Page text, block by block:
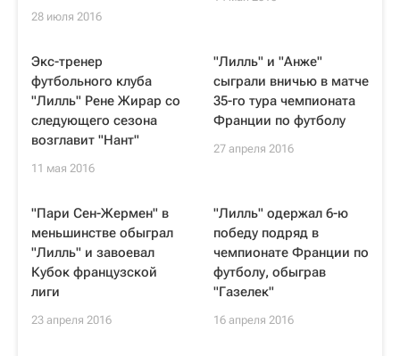
28 июля 2016
Экс-тренер
футбольного клуба
"Лилль" Рене Жирар со
следующего сезона
возглавит "Нант"
11 мая 2016
"Лилль" и "Анже"
сыграли вничью в матче
35-го тура чемпионата
Франции по футболу
27 апреля 2016
"Пари Сен-Жермен" в
меньшинстве обыграл
"Лилль" и завоевал
Кубок французской
лиги
23 апреля 2016
"Лилль" одержал 6-ю
победу подряд в
чемпионате Франции по
футболу, обыграв
"Газелек"
16 апреля 2016